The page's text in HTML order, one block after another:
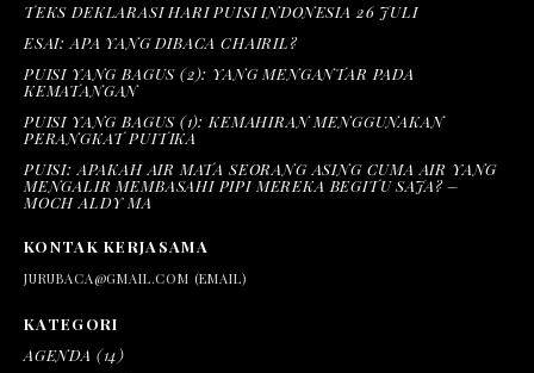
TEKS DEKLARASI HARI PUISI INDONESIA 26 JULI
ESAI: APA YANG DIBACA CHAIRIL?
PUISI YANG BAGUS (2): YANG MENGANTAR PADA
KEMATANGAN
PUISI YANG BAGUS (1): KEMAHIRAN MENGGUNAKAN
PERANGKAT PUITIKA
PUISI: APAKAH AIR MATA SEORANG ASING CUMA AIR YANG
MENGALIR MEMBASAHI PIPI MEREKA BEGITU SAJA? –
MOCH ALDY MA
KONTAK KERJASAMA
JURUBACA@GMAIL.COM (EMAIL)
KATEGORI
AGENDA (14)